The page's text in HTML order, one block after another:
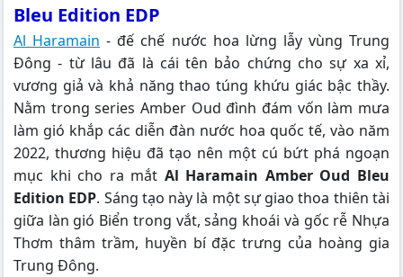
Bleu Edition EDP
Al Haramain - đế chế nước hoa lừng lẫy vùng Trung
Đông - từ lâu đã là cái tên bảo chứng cho sự xa xỉ,
vương giả và khả năng thao túng khứu giác bậc thầy.
Nằm trong series Amber Oud đình đám vốn làm mưa
làm gió khắp các diễn đàn nước hoa quốc tế, vào năm
2022, thương hiệu đã tạo nên một cú bứt phá ngoạn
mục khi cho ra mắt Al Haramain Amber Oud Bleu
Edition EDP. Sáng tạo này là một sự giao thoa thiên tài
giữa làn gió Biển trong vắt, sảng khoái và gốc rễ Nhựa
Thơm thâm trầm, huyền bí đặc trưng của hoàng gia
Trung Đông.